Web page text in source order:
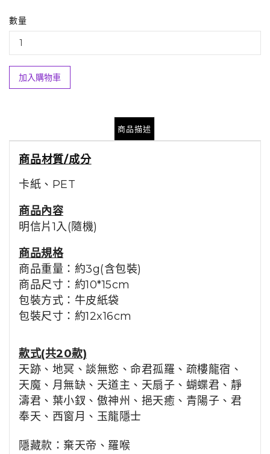
數量
加入購物車
商品描述
商品材質/成分
卡紙、PET
商品內容
明信片1入(隨機)
商品規格
商品重量：約3g(含包裝)
商品尺寸： 約10*15cm
包裝方式： 牛皮紙袋
包裝尺寸： 約12x16cm
款式(共20款)
天跡、地冥、談無慾、命君孤羅、疏樓龍宿、
天魔、月無缺、天道主、天扇子、蝴蝶君、靜
濤君、葉小釵、傲神州、挹天癒、青陽子、君
奉天、西窗月、玉龍隱士
隱藏款：棄天帝、羅喉